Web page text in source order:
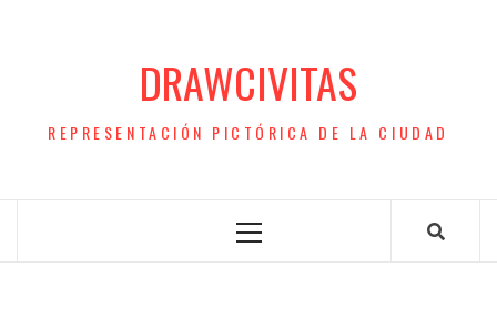
DRAWCIVITAS
REPRESENTACIÓN PICTÓRICA DE LA CIUDAD
Menú